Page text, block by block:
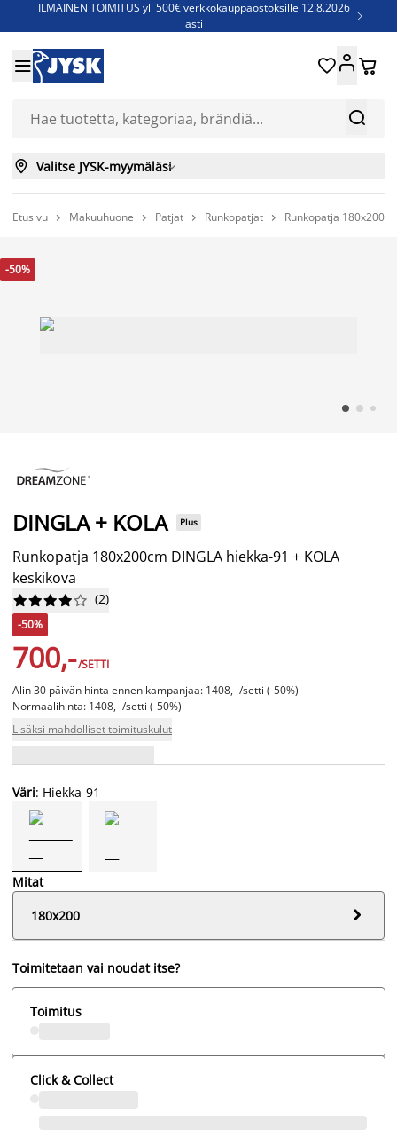
ILMAINEN TOIMITUS yli 500€ verkkokauppaostoksille 12.8.2026
asti

Jenkkisänkyjä - Säästä jopa 60%


 
 Valitse JYSK-myymäläsi
Etusivu  Makuuhuone  Patjat  Runkopatjat  Runkopatja
-50%
DINGLA + KOLA Plus
Runkopatja 180x200cm DINGLA hiekka-91 + KOLA
keskikova





 (2)
-50%
700,-/SETTI
Alin 30 päivän hinta ennen kampanjaa: 1408,- /setti (-50%)
Normaalihinta: 1408,- /setti (-50%)
Lisäksi mahdolliset toimituskulut
Väri: Hiekka-91
Mitat
180x200

Toimitetaan vai noudat itse?
Toimitus
Click & Collect